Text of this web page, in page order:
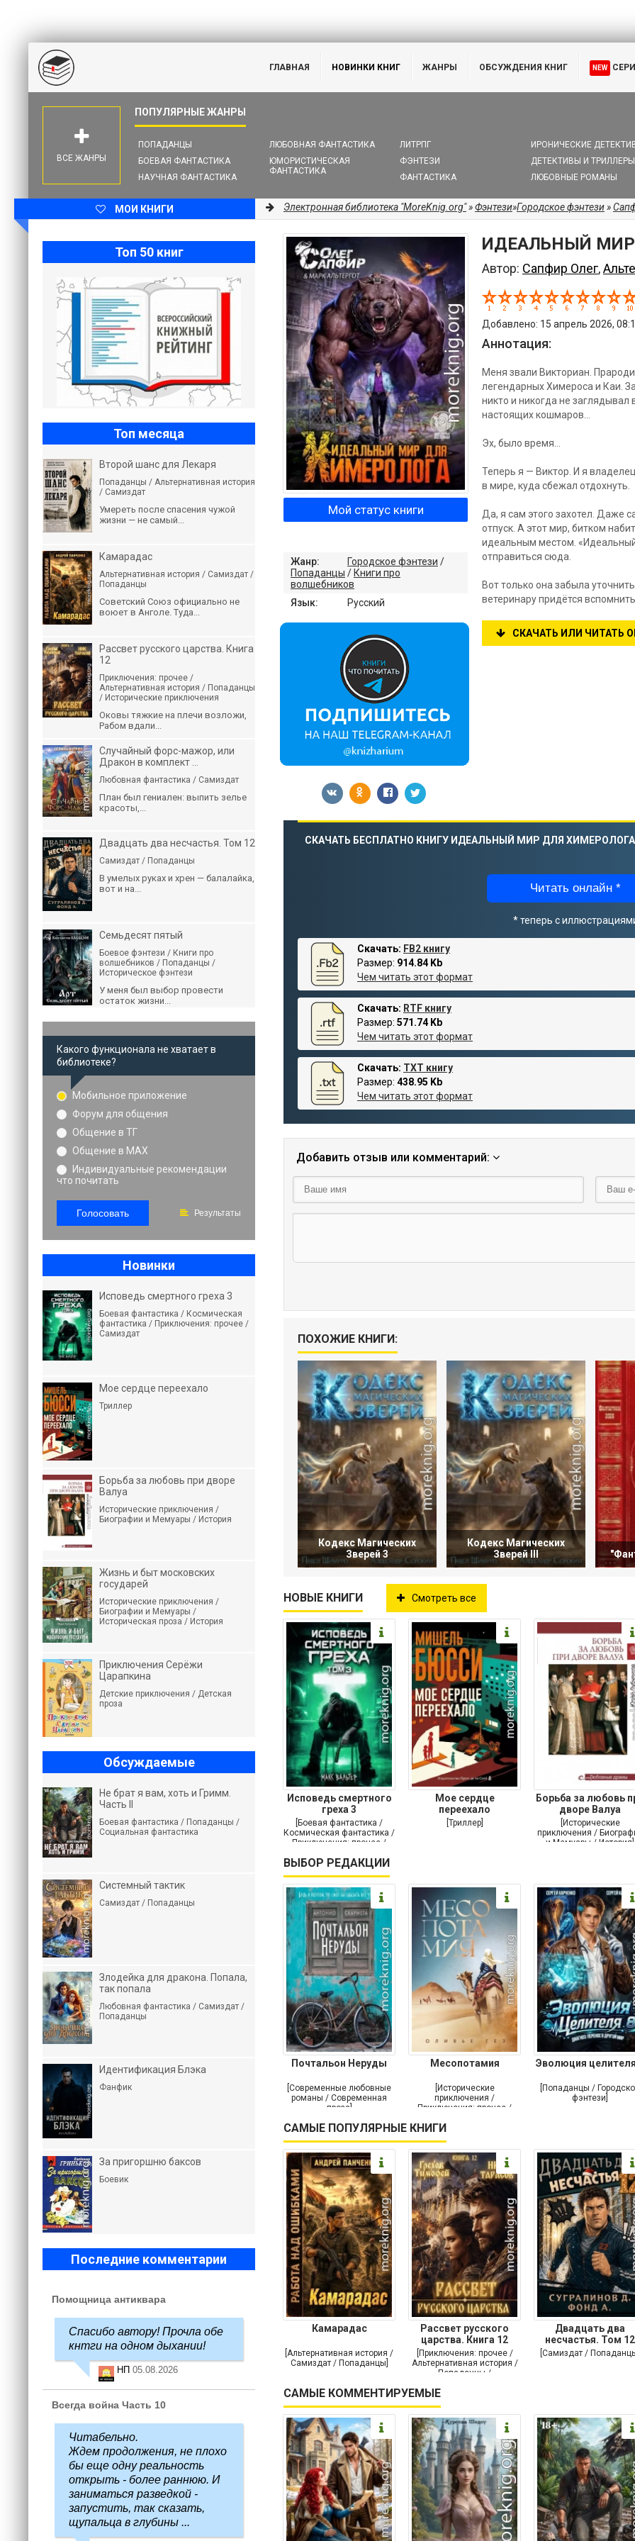
ГЛАВНАЯ НОВИНКИ КНИГ ЖАНРЫ ОБСУЖДЕНИЯ КНИГ NEW
ПОПАДАНЦЫ
БОЕВАЯ ФАНТАСТИКА
НАУЧНАЯ ФАНТАСТИКА
ЛЮБОВНАЯ ФАНТАСТИКА
ЮМОРИСТИЧЕСКАЯ
ФАНТАСТИКА
ЛИТРПГ
ФЭНТЕЗИ
ФАНТАСТИКА
ИРОНИЧЕСКИЕ
ДЕТЕКТИВЫ И ТРИЛЛЕРЫ
ЛЮБОВНЫЕ РОМАНЫ
ВСЕ ЖАНРЫ
МОИ КНИГИ Электронная библиотека "MoreKnig.org"»Фэнтези»Городское фэнтези»
ИДЕАЛЬНЫЙ МИР
Автор: Сапфир Олег,
Добавлено: 15 апрель 2026,
Аннотация:
Меня звали Викториан.
легендарных Химероса и Каи.
никто и никогда не заглядывал
настоящих кошмаров...
Эх, было время...
Теперь я — Виктор. И я
в мире, куда сбежал отдохнуть.
Да, я сам этого захотел. Даже
отпуск. А этот мир, битком
идеальным местом.
отправиться сюда.
Вот только она забыла
ветеринару придётся
СКАЧАТЬ ИЛИ ЧИТАТЬ
Мой статус книги
Жанр: Городское фэнтези /
Попаданцы / Книги про
волшебников
Язык:
Русский
СКАЧАТЬ БЕСПЛАТНО КНИГУ ИДЕАЛЬНЫЙ МИР ДЛЯ ХИМЕРОЛОГА
Читать онлайн *
* теперь с
Скачать: FB2 книгу
Размер: 914.84 Kb
Чем читать этот формат
Скачать: RTF книгу
Размер: 571.74 Kb
Чем читать этот формат
Скачать: TXT книгу
Размер: 438.95 Kb
Чем читать этот формат
Добавить отзыв или комментарий:
ПОХОЖИЕ КНИГИ:
Кодекс Магических
Зверей 3
Кодекс Магических
Зверей III
НОВЫЕ КНИГИ Смотреть все
Исповедь смертного
греха 3
[Боевая фантастика /
Космическая фантастика /
Приключения: прочее /
Мое сердце
переехало
[Триллер]
Борьба за любовь
дворе Валуа
[Исторические
приключения /
и Мемуары / История]
ВЫБОР РЕДАКЦИИ
Почтальон Неруды
[Современные любовные
романы / Современная
проза]
Месопотамия
[Исторические
приключения /
Приключения: прочее /
Историческая проза]
Эволюция
[Попаданцы /
фэнтези]
САМЫЕ ПОПУЛЯРНЫЕ КНИГИ
Камарадас
[Альтернативная история /
Самиздат / Попаданцы]
Рассвет русского
царства. Книга 12
[Приключения: прочее /
Альтернативная история /
Попаданцы /
приключения]
Двадцать два
несчастья. Том 12
[Самиздат /
САМЫЕ КОММЕНТИРУЕМЫЕ
Топ 50 книг
Топ месяца
Второй шанс для Лекаря
Попаданцы / Альтернативная история
/ Самиздат
Умереть после спасения чужой
жизни — не самый...
Камарадас
Альтернативная история / Самиздат /
Попаданцы
Советский Союз официально не
воюет в Анголе. Туда...
Рассвет русского царства. Книга
12
Приключения: прочее /
Альтернативная история / Попаданцы
/ Исторические приключения
Оковы тяжкие на плечи возложи,
Рабом вдали...
Случайный форс-мажор, или
Дракон в комплект ...
Любовная фантастика / Самиздат
План был гениален: выпить зелье
красоты,...
Двадцать два несчастья. Том 12
Самиздат / Попаданцы
В умелых руках и хрен — балалайка,
вот и на...
Семьдесят пятый
Боевое фэнтези / Книги про
волшебников / Попаданцы /
Историческое фэнтези
У меня был выбор провести
остаток жизни...
Какого функционала не хватает в
библиотеке?
Мобильное приложение
Форум для общения
Общение в ТГ
Общение в MAX
Индивидуальные рекомендации
что почитать
Голосовать Результаты
Новинки
Исповедь смертного греха 3
Боевая фантастика / Космическая
фантастика / Приключения: прочее /
Самиздат
Мое сердце переехало
Триллер
Борьба за любовь при дворе
Валуа
Исторические приключения /
Биографии и Мемуары / История
Жизнь и быт московских
государей
Исторические приключения /
Биографии и Мемуары /
Историческая проза / История
Приключения Серёжи
Царапкина
Детские приключения / Детская
проза
Обсуждаемые
Не брат я вам, хоть и Гримм.
Часть II
Боевая фантастика / Попаданцы /
Социальная фантастика
Системный тактик
Самиздат / Попаданцы
Злодейка для дракона. Попала,
так попала
Любовная фантастика / Самиздат /
Попаданцы
Идентификация Блэка
Фанфик
За пригоршню баксов
Боевик
Последние комментарии
Помощница антиквара
Спасибо автору! Прочла обе
кнтги на одном дыхании!
НП 05.08.2026
Всегда война Часть 10
Читабельно.
Ждем продолжения, не плохо
бы еще одну реальность
открыть - более раннюю. И
заниматься разведкой -
запустить, так сказать,
щупальца в глубины ...